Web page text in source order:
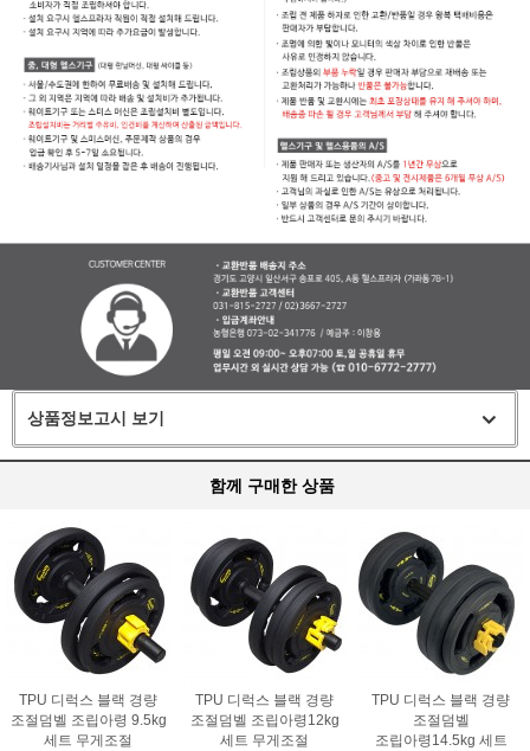
상품정보고시 보기
함께 구매한 상품
TPU 디럭스 블랙 경량
조절덤벨 조립아령 9.5kg
세트 무게조절
TPU 디럭스 블랙 경량
조절덤벨 조립아령12kg
세트 무게조절
TPU 디럭스 블랙 경량
조절덤벨
조립아령14.5kg 세트